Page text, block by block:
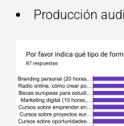
Producción